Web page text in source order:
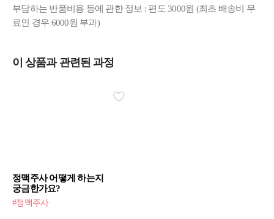
부담하는 반품비용 등에 관한 정보 : 편도 3000원 (최초 배송비 무
료인 경우 6000원 부과)
이 상품과 관련된 과정
정맥주사 어떻게 하는지
궁금한가요?
#정맥주사